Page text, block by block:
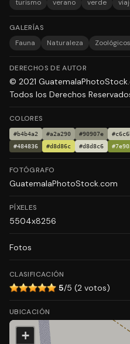
turismo
verano verde
GALERÍAS
Fauna
Naturaleza
DERECHOS DE AUTOR
© 2021
Todos los Derechos
COLORES
#b4b4a2 #a2a290 #90907e
#484836
#d8d86c #d8d8c6
FOTÓGRAFO
GuatemalaPhotoStock.com
PÍXELES
5504x8256
Fotos
CLASIFICACIÓN
5/5 (2 votos)
UBICACIÓN
+